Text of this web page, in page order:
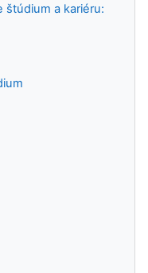
štúdium a kariéru: